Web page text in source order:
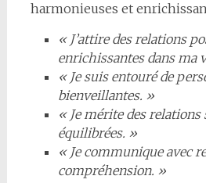
harmonieuses et
« J’attire des relations
enrichissantes dans ma
« Je suis entouré de
bienveillantes. »
« Je mérite des relations
équilibrées. »
« Je communique avec
compréhension. »